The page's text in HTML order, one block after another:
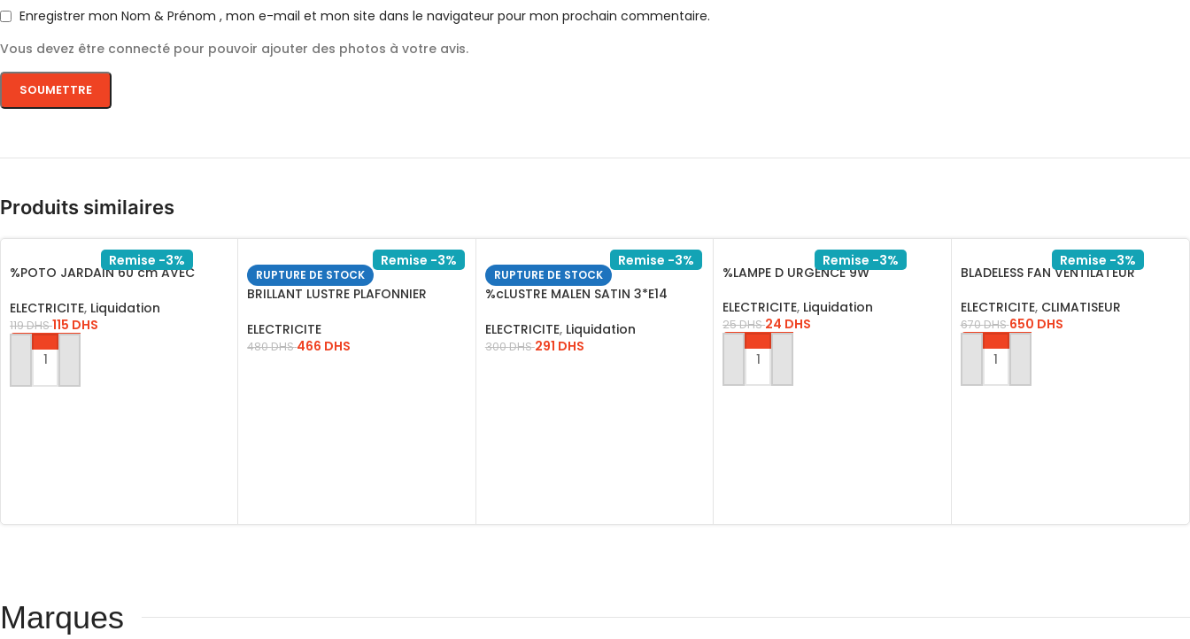
Enregistrer mon Nom & Prénom , mon e-mail et mon site dans le navigateur pour mon prochain commentaire.
Vous devez être connecté pour pouvoir ajouter des photos à votre avis.
Produits similaires
Remise -3%
%POTO JARDAIN 60 cm AVEC
ELECTRICITE, Liquidation
119DHS115 DHS
AJOUTER AU PANIER
Remise -3%
RUPTURE DE STOCK
BRILLANT LUSTRE PLAFONNIER
ELECTRICITE
480DHS466 DHS
Remise -3%
RUPTURE DE STOCK
%cLUSTRE MALEN SATIN 3*E14
ELECTRICITE, Liquidation
300DHS291 DHS
Remise -3%
%LAMPE D URGENCE 9W
ELECTRICITE, Liquidation
25DHS 24 DHS
AJOUTER AU PANIER
Remise -3%
BLADELESS FAN VENTILATEUR
ELECTRICITE, CLIMATISEUR
670DHS650 DHS
AJOUTER AU PANIER
Marques